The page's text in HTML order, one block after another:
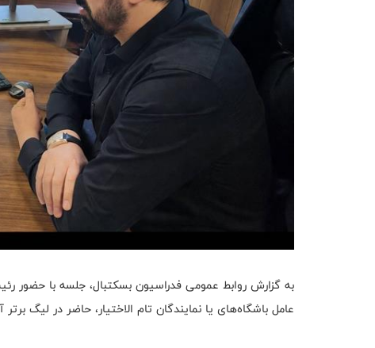
به گزارش روابط عمومی فدراسیون بسکتبال، جلسه‌ با حضور
عامل باشگاه‌های یا نمایندگان تام الاختیار، حاضر در لیگ